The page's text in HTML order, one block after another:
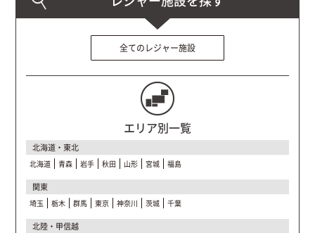
全てのレジャー施設
エリア別一覧
北海道・東北
北海道 青森 岩手 秋田 山形 宮城 福島
関東
埼玉 栃木 群馬 東京 神奈川 茨城 千葉
北陸・甲信越